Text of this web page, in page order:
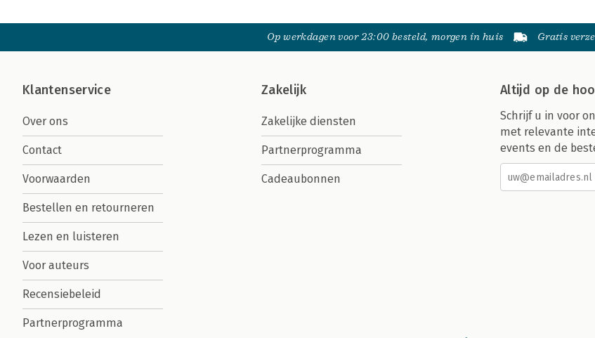
Op werkdagen voor 23:00 besteld, morgen in huis Gratis
Klantenservice
Over ons
Contact
Voorwaarden
Bestellen en retourneren
Lezen en luisteren
Voor auteurs
Recensiebeleid
Partnerprogramma
Zakelijk
Zakelijke diensten
Partnerprogramma
Cadeaubonnen
Altijd op de
Schrijf u in voor
met relevante
events en de